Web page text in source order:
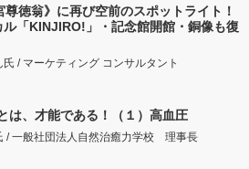
尊徳翁》に再び空前のスポットライト！
ル「KINJIRO!」・記念館開館・銅像も復
/ マーケティング コンサルタント
は、才能である！（１）高血圧
/ 一般社団法人自然治癒力学校 理事長